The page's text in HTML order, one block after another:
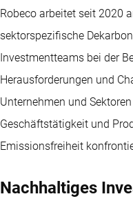
Robeco arbeitet seit 2020
sektorspezifische
Investmentteams bei der
Herausforderungen und
Unternehmen und
Geschäftstätigkeit und
Emissionsfreiheit
Nachhaltiges